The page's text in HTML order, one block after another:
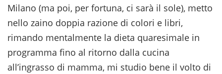
Milano (ma poi, per fortuna, ci sarà il sole), metto
nello zaino doppia razione di colori e libri,
rimando mentalmente la dieta quaresimale in
programma fino al ritorno dalla cucina
all’ingrasso di mamma, mi studio bene il volto di